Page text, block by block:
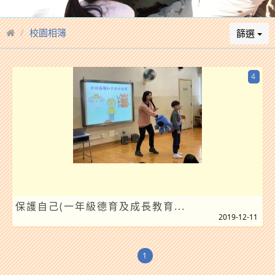
校園相簿 篩選
保護自己(一年級德育及成長教育...
4
2019-12-11
1